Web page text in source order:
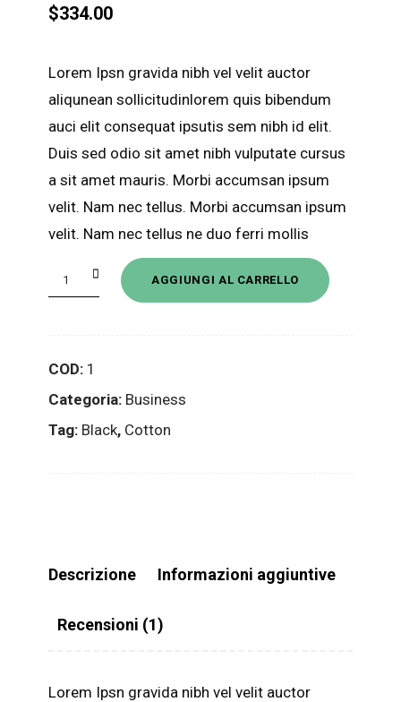
$334.00
Lorem Ipsn gravida nibh vel velit auctor
aliqunean sollicitudinlorem quis bibendum
auci elit consequat ipsutis sem nibh id elit.
Duis sed odio sit amet nibh vulputate cursus
a sit amet mauris. Morbi accumsan ipsum
velit. Nam nec tellus. Morbi accumsan ipsum
velit. Nam nec tellus ne duo ferri mollis
Absolute
Logo
AGGIUNGI AL CARRELLO
COD: 1
Categoria: Business
Tag: Black, Cotton
Descrizione Informazioni aggiuntive
Recensioni (1)
Lorem Ipsn gravida nibh vel velit auctor